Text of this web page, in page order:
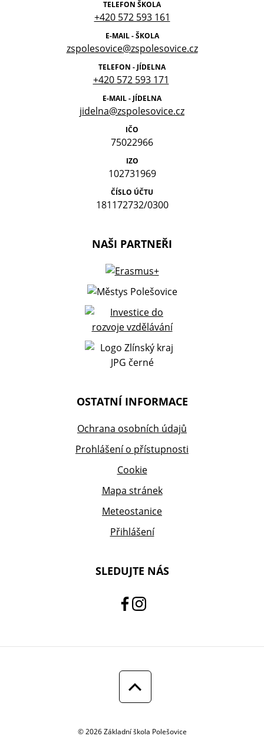
TELEFON ŠKOLA
+420 572 593 161
E-MAIL - ŠKOLA
zspolesovice@zspolesovice.cz
TELEFON - JÍDELNA
+420 572 593 171
E-MAIL - JÍDELNA
jidelna@zspolesovice.cz
IČO
75022966
IZO
102731969
ČÍSLO ÚČTU
181172732/0300
NAŠI PARTNEŘI
OSTATNÍ INFORMACE
Ochrana osobních údajů
Prohlášení o přístupnosti
Cookie
Mapa stránek
Meteostanice
Přihlášení
SLEDUJTE NÁS
© 2026 Základní škola Polešovice